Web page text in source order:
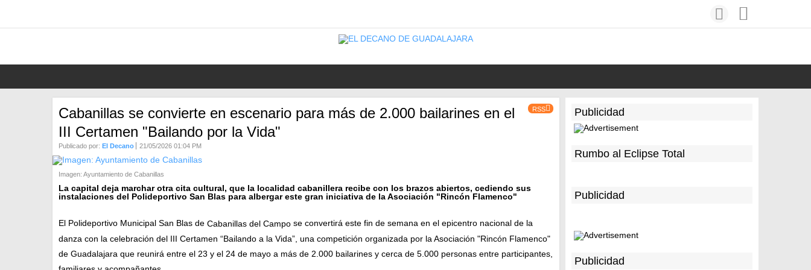
RSS
Cabanillas se convierte en escenario para más de 2.000 bailarines en el
III Certamen "Bailando por la Vida"
Publicado por: El Decano 21/05/2026 01:04 PM
Imagen: Ayuntamiento de Cabanillas
La capital deja marchar otra cita cultural, que la localidad cabanillera recibe con los brazos abiertos, cediendo sus
instalaciones del Polideportivo San Blas para albergar este gran iniciativa de la Asociación "Rincón Flamenco"
El Polideportivo Municipal San Blas de Cabanillas del Campo se convertirá este fin de semana en el epicentro nacional de la
danza con la celebración del III Certamen “Bailando a la Vida”, una competición organizada por la Asociación "Rincón Flamenco"
de Guadalajara que reunirá entre el 23 y el 24 de mayo a más de 2.000 bailarines y cerca de 5.000 personas entre participantes,
Publicidad
Rumbo al Eclipse Total
Publicidad
Publicidad